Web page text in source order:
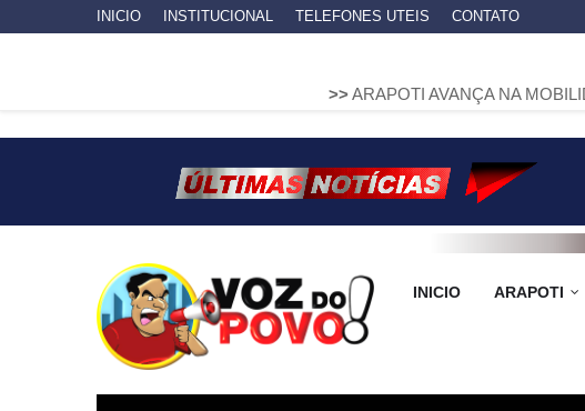
INICIO INSTITUCIONAL TELEFONES UTEIS CONTATO
ARAPOTI AVANÇA NA MOBILIDADE
INICIO ARAPOTI